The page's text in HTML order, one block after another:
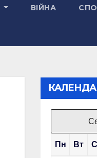
ВІЙНА
Пн Вт